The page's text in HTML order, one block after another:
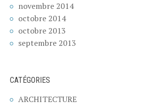
novembre 2014
octobre 2014
octobre 2013
septembre 2013
CATÉGORIES
ARCHITECTURE